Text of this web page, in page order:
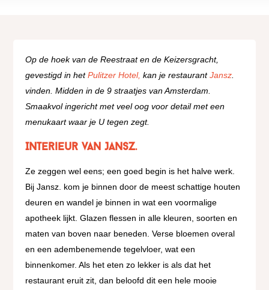
Op de hoek van de Reestraat en de Keizersgracht,
gevestigd in hetPulitzer Hotel, kan je restaurantJansz
vinden. Midden in de 9 straatjes van Amsterdam.
Smaakvol ingericht met veel oog voor detail met een
menukaart waar je U tegen zegt.
Interieur van Jansz.
Ze zeggen wel eens; een goed begin is het halve werk.
Bij Jansz. kom je binnen door de meest schattige houten
deuren en wandel je binnen in wat een voormalige
apotheek lijkt. Glazen flessen in alle kleuren, soorten en
maten van boven naar beneden. Verse bloemen overal
en een adembenemende tegelvloer, wat een
binnenkomer. Als het eten zo lekker is als dat het
restaurant eruit zit, dan beloofd dit een hele mooie